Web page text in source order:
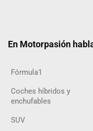
En Motorpasión
Fórmula1
Coches híbridos y
enchufables
SUV